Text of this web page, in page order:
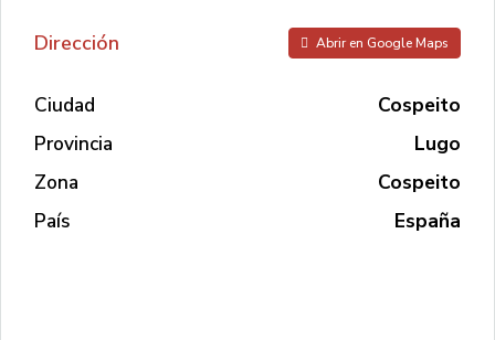
Dirección Abrir en Google Maps
Ciudad
Cospeito
Provincia
Lugo
Zona
Cospeito
País
España